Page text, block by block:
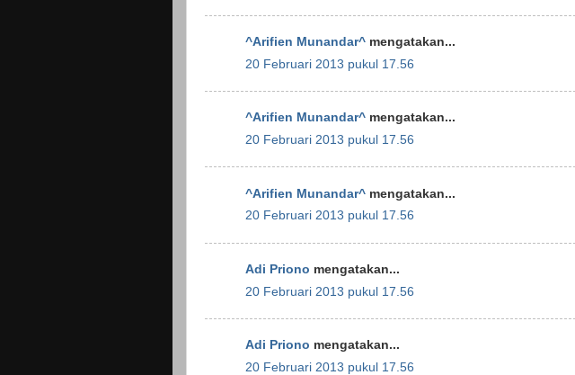
^Arifien Munandar^ mengatakan...
20 Februari 2013 pukul 17.56
^Arifien Munandar^ mengatakan...
20 Februari 2013 pukul 17.56
^Arifien Munandar^ mengatakan...
20 Februari 2013 pukul 17.56
Adi Priono mengatakan...
20 Februari 2013 pukul 17.56
Adi Priono mengatakan...
20 Februari 2013 pukul 17.56